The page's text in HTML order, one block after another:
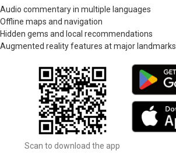
Audio commentary in multiple languages
Offline maps and navigation
Hidden gems and local recommendations
Augmented reality features at major landmarks
Scan to download the app